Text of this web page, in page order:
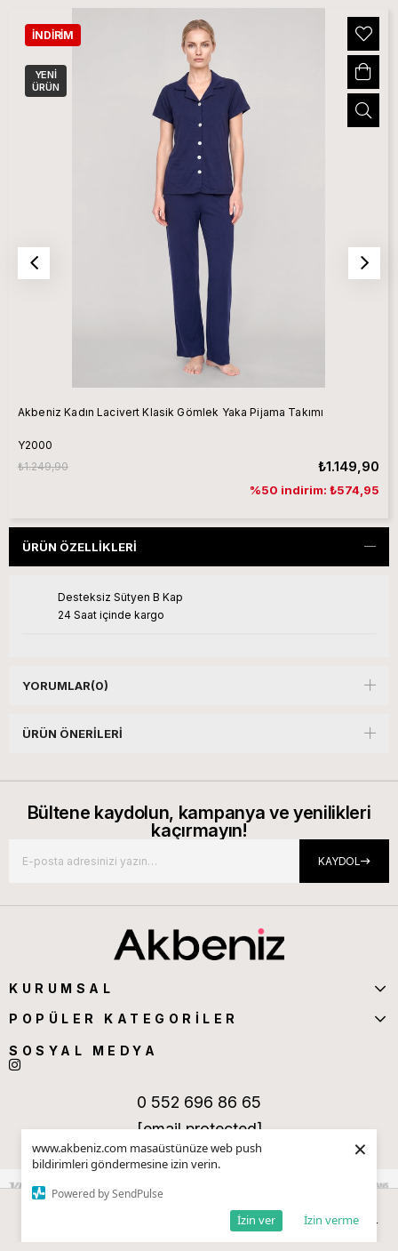
www.akbeniz.com masaüstünüze web push
bildirimleri göndermesine izin verin.
Powered by SendPulse
İzin verme
İzin ver
×
Akbeniz Kadın Lacivert Klasik Gömlek Yaka Pijama Takımı
Y2000
₺1.149,90
₺1.249,90
%50 indirim: ₺574,95
İNDIRIM
YENI
ÜRÜN
ÜRÜN ÖZELLIKLERI
Desteksiz Sütyen B Kap
24 Saat içinde kargo
YORUMLAR(0)
ÜRÜN ÖNERILERI
Bültene kaydolun, kampanya ve yenilikleri
kaçırmayın!
KAYDOL
KURUMSAL
POPÜLER KATEGORİLER
SOSYAL MEDYA
0 552 696 86 65
[email protected]
Favorilerim Kategoriler